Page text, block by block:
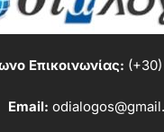
Επικοινωνίας:
Email: